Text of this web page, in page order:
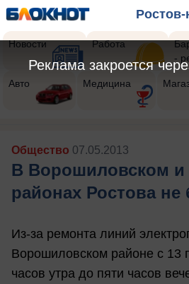
Новости Работа
-
Авто Медицина
Общество 07.05.2013
В Ворошиловском и
районах Ростова не
Из-за ремонта линий
Ворошиловском районе с 13
часов утра до пяти часов
Реклама закроется